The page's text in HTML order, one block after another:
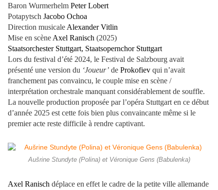
Baron Wurmerhelm Peter Lobert
Potapytsch Jacobo Ochoa
Direction musicale Alexander Vitlin
Mise en scène Axel Ranisch (2025)
Staatsorchester Stuttgart, Staatsopernchor Stuttgart
Lors du festival d’été 2024, le Festival de Salzbourg avait
présenté une version du ‘Joueur’ de Prokofiev qui n’avait
franchement pas convaincu, le couple mise en scène /
interprétation orchestrale manquant considérablement de souffle.
La nouvelle production proposée par l’opéra Stuttgart en ce début
d’année 2025 est cette fois bien plus convaincante même si le
premier acte reste difficile à rendre captivant.
Aušrine Stundyte (Polina) et Véronique Gens (Babulenka)
Axel Ranisch déplace en effet le cadre de la petite ville allemande